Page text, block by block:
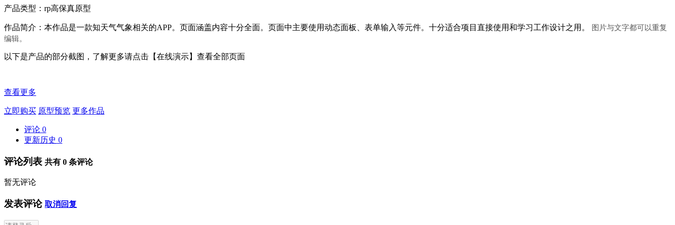
产品类型：rp高保真原型
作品简介：本作品是一款知天气气象相关的APP。页面涵盖内容十分全面。页面中主要使用动态面板、表单输入等元件。十分适合项目直接使用和学习工作设计之用。 图片与文字都可以重复
编辑。
以下是产品的部分截图，了解更多请点击【在线演示】查看全部页面
查看更多
立即购买 原型预览 更多作品
评论 0
更新历史 0
评论列表 共有 0 条评论
暂无评论
发表评论 取消回复